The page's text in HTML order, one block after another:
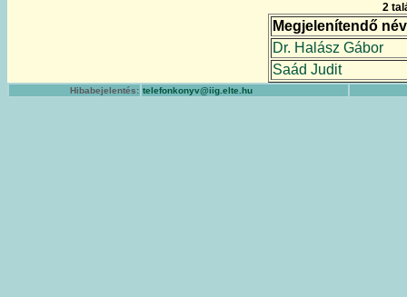
2
Megjelenítendő név
Dr. Halász Gábor
Saád Judit
Hibabejelentés: telefonkonyv@iig.elte.hu